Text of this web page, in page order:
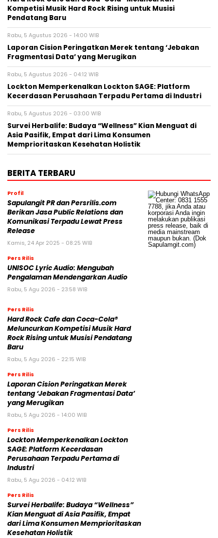
Kompetisi Musik Hard Rock Rising untuk Musisi
Pendatang Baru
Rabu, 5 Agustus 2026 - 14:00 WIB
Laporan Cision Peringatkan Merek tentang ‘Jebakan
Fragmentasi Data’ yang Merugikan
Rabu, 5 Agustus 2026 - 04:12 WIB
Lockton Memperkenalkan Lockton SAGE: Platform
Kecerdasan Perusahaan Terpadu Pertama di Industri
Rabu, 5 Agustus 2026 - 03:00 WIB
Survei Herbalife: Budaya “Wellness” Kian Menguat di
Asia Pasifik, Empat dari Lima Konsumen
Memprioritaskan Kesehatan Holistik
BERITA TERBARU
Profil
Sapulangit PR dan Persrilis.com
Berikan Jasa Public Relations dan
Komunikasi Terpadu Lewat Press
Release
Kamis, 24 Apr 2025 - 08:25 WIB
Pers Rilis
UNISOC Lyric Audio: Mengubah
Pengalaman Mendengarkan Audio
Rabu, 5 Agu 2026 - 23:58 WIB
Pers Rilis
Hard Rock Cafe dan Coca-Cola®
Meluncurkan Kompetisi Musik Hard
Rock Rising untuk Musisi Pendatang
Baru
Rabu, 5 Agu 2026 - 22:15 WIB
Pers Rilis
Laporan Cision Peringatkan Merek
tentang ‘Jebakan Fragmentasi Data’
yang Merugikan
Rabu, 5 Agu 2026 - 14:00 WIB
Pers Rilis
Lockton Memperkenalkan Lockton
SAGE: Platform Kecerdasan
Perusahaan Terpadu Pertama di
Industri
Rabu, 5 Agu 2026 - 04:12 WIB
Pers Rilis
Survei Herbalife: Budaya “Wellness”
Kian Menguat di Asia Pasifik, Empat
dari Lima Konsumen Memprioritaskan
Kesehatan Holistik